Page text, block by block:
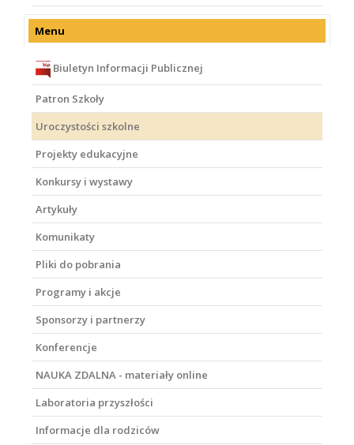
Menu
Biuletyn Informacji Publicznej
Patron Szkoły
Uroczystości szkolne
Projekty edukacyjne
Konkursy i wystawy
Artykuły
Komunikaty
Pliki do pobrania
Programy i akcje
Sponsorzy i partnerzy
Konferencje
NAUKA ZDALNA - materiały online
Laboratoria przyszłości
Informacje dla rodziców